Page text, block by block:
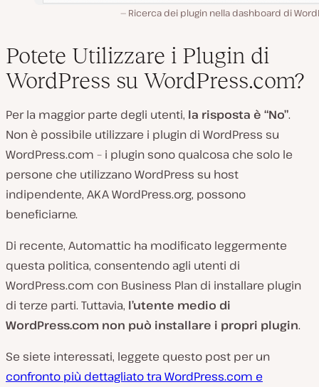
Ricerca dei plugin nella dashboard di
Potete Utilizzare i Plugin di
WordPress su WordPress.com?
Per la maggior parte degli utenti, la risposta è “No”.
Non è possibile utilizzare i plugin di WordPress su
WordPress.com – i plugin sono qualcosa che solo le
persone che utilizzano WordPress su host
indipendente, AKA WordPress.org, possono
beneficiarne.
Di recente, Automattic ha modificato leggermente
questa politica, consentendo agli utenti di
WordPress.com con Business Plan di installare plugin
di terze parti. Tuttavia, l’utente medio di
WordPress.com non può installare i propri plugin.
Se siete interessati, leggete questo post per un
confronto più dettagliato tra WordPress.com e